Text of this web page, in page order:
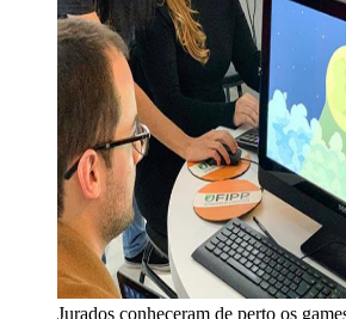
Jurados conheceram de perto os